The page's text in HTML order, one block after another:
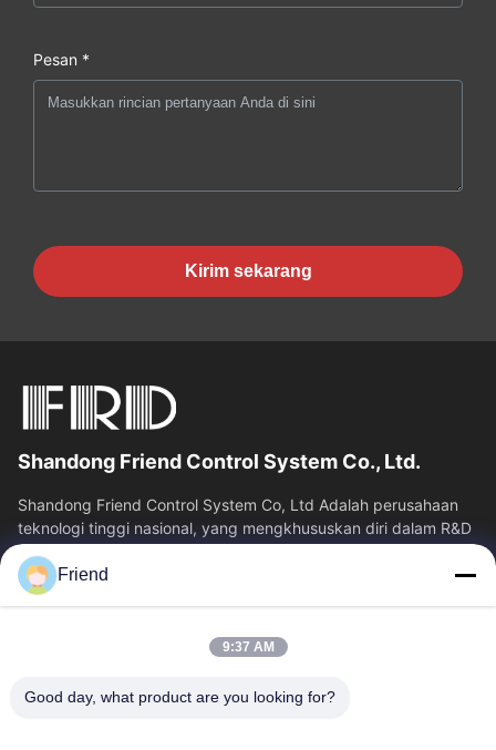
Pesan *
Kirim sekarang
Shandong Friend Control System Co., Ltd.
Shandong Friend Control System Co, Ltd Adalah perusahaan
teknologi tinggi nasional, yang mengkhususkan diri dalam R&D
instrumentasi, manufaktur...
Tautan Cepat
Tentang Kita
Wisata Pabrik
Kontrol Kualitas
Friend
9:37 AM
Good day, what product are you looking for?